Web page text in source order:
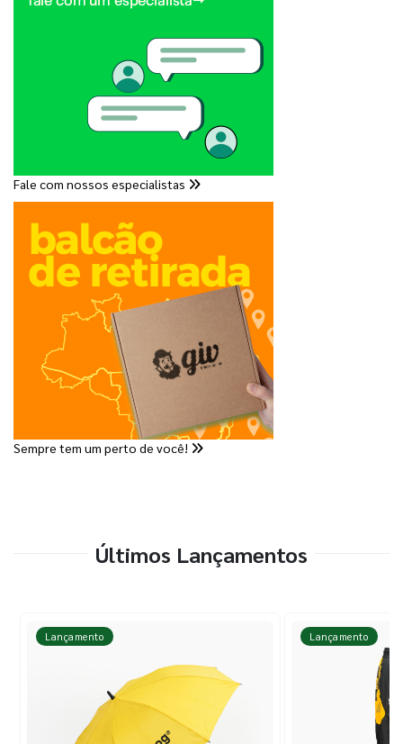
Fale com nossos especialistas
Sempre tem um perto de você!
Últimos Lançamentos
Lançamento Lançamento